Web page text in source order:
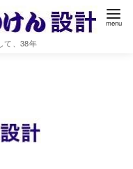
て、38年
4DDB-